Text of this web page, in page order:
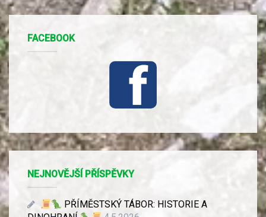
FACEBOOK
NEJNOVĚJŠÍ PŘÍSPĚVKY
PŘÍMĚSTSKÝ TÁBOR: HISTORIE A